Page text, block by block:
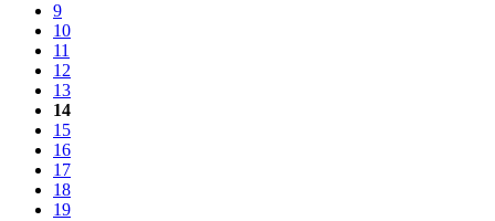
9
10
11
12
13
14
15
16
17
18
19